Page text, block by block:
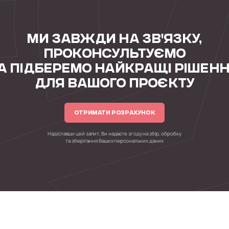
МИ ЗАВЖДИ НА ЗВ'ЯЗКУ,
ПРОКОНСУЛЬТУЄМО
ПІДБЕРЕМО НАЙКРАЩІ
ДЛЯ ВАШОГО ПРОЄКТУ
ОТРИМАТИ РОЗРАХУНОК
Надіславши цей запит, Ви надаєте згоду на збір, обробку
та зберігання Ваших персональних даних